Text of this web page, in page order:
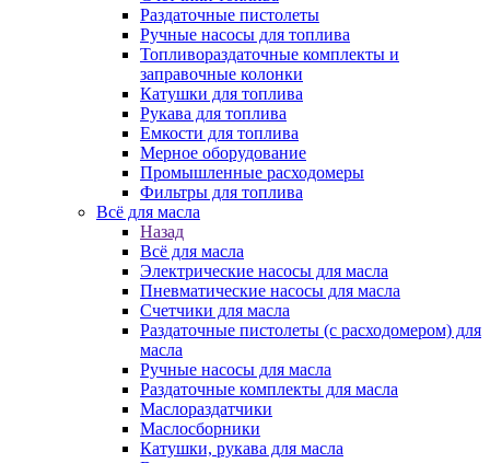
Раздаточные пистолеты
Ручные насосы для топлива
Топливораздаточные комплекты и
заправочные колонки
Катушки для топлива
Рукава для топлива
Емкости для топлива
Мерное оборудование
Промышленные расходомеры
Фильтры для топлива
Всё для масла
Назад
Всё для масла
Электрические насосы для масла
Пневматические насосы для масла
Счетчики для масла
Раздаточные пистолеты (с расходомером) для
масла
Ручные насосы для масла
Раздаточные комплекты для масла
Маслораздатчики
Маслосборники
Катушки, рукава для масла